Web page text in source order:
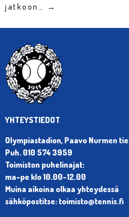
jatkoon… →
YHTEYSTIEDOT
Olympiastadion, Paavo Nurmen
Puh. 010 574 3959
Toimiston puhelinajat:
ma-pe klo 10.00-12.00
Muina aikoina olkaa yhteydessä
sähköpostitse: toimisto@tennis.fi